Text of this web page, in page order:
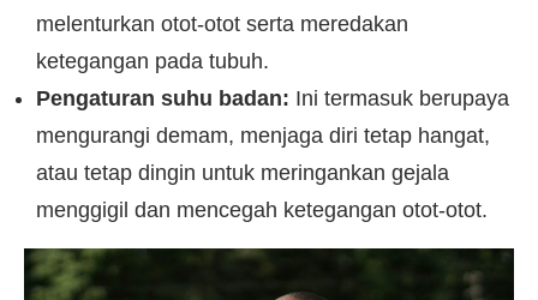
melenturkan otot-otot serta meredakan
ketegangan pada tubuh.
Pengaturan suhu badan: Ini termasuk berupaya
mengurangi demam, menjaga diri tetap hangat,
atau tetap dingin untuk meringankan gejala
menggigil dan mencegah ketegangan otot-otot.